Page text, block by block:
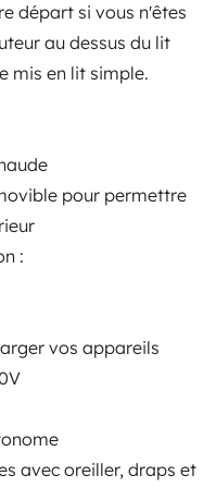
départ si vous n'êtes
au dessus du lit
mis en lit simple.
pour permettre
:
vos appareils
avec oreiller, draps et